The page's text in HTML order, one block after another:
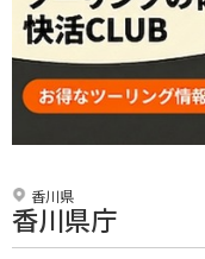
香川県
香川県庁